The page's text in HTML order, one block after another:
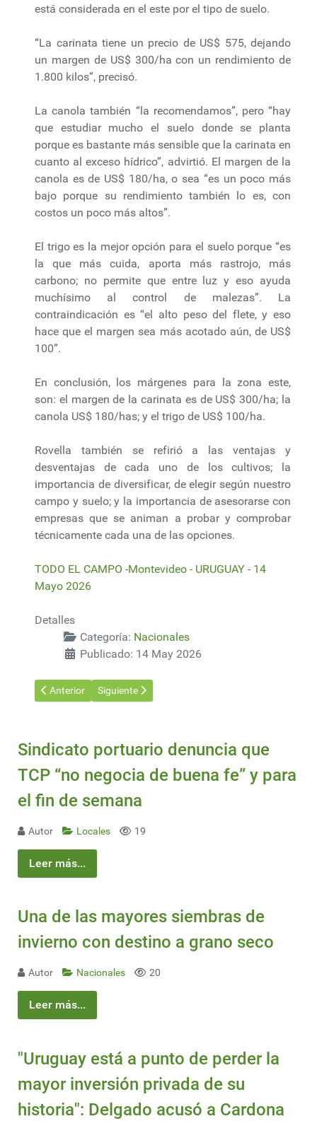
está considerada en el este por el tipo de suelo.
“La carinata tiene un precio de US$ 575, dejando
un margen de US$ 300/ha con un rendimiento de
1.800 kilos”, precisó.
La canola también “la recomendamos”, pero “hay
que estudiar mucho el suelo donde se planta
porque es bastante más sensible que la carinata en
cuanto al exceso hídrico”, advirtió. El margen de la
canola es de US$ 180/ha, o sea “es un poco más
bajo porque su rendimiento también lo es, con
costos un poco más altos”.
El trigo es la mejor opción para el suelo porque “es
la que más cuida, aporta más rastrojo, más
carbono; no permite que entre luz y eso ayuda
muchísimo al control de malezas”. La
contraindicación es “el alto peso del flete, y eso
hace que el margen sea más acotado aún, de US$
100”.
En conclusión, los márgenes para la zona este,
son: el margen de la carinata es de US$ 300/ha; la
canola US$ 180/has; y el trigo de US$ 100/ha.
Rovella también se refirió a las ventajas y
desventajas de cada uno de los cultivos; la
importancia de diversificar, de elegir según nuestro
campo y suelo; y la importancia de asesorarse con
empresas que se animan a probar y comprobar
técnicamente cada una de las opciones.
TODO EL CAMPO -Montevideo - URUGUAY - 14
Mayo 2026
Detalles
Categoría: Nacionales
Publicado: 14 May 2026
Artículo anterior: Comenzó la zafra de soja 2026 en Nueva
Anterior Artículo siguiente: El picudo rojo llegó a la
Siguiente
Sindicato portuario denuncia que
TCP “no negocia de buena fe” y para
el fin de semana
Autor Locales 19
Leer más...
Una de las mayores siembras de
invierno con destino a grano seco
Autor Nacionales 20
Leer más...
"Uruguay está a punto de perder la
mayor inversión privada de su
historia": Delgado acusó a Cardona